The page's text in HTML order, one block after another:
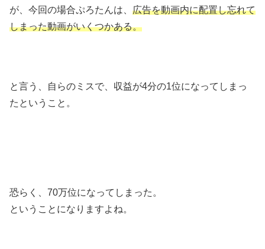
が、今回の場合ぷろたんは、 広告を動画内に配置し忘れて
しまった動画がいくつかある。
と言う、自らのミスで、収益が4分の1位になってしまっ
たということ。
恐らく、70万位になってしまった。
ということになりますよね。